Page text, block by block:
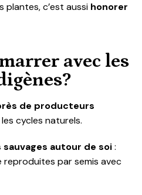
plantes, c’est aussi honorer
avec les
de producteurs
cycles naturels.
autour de soi:
par semis avec